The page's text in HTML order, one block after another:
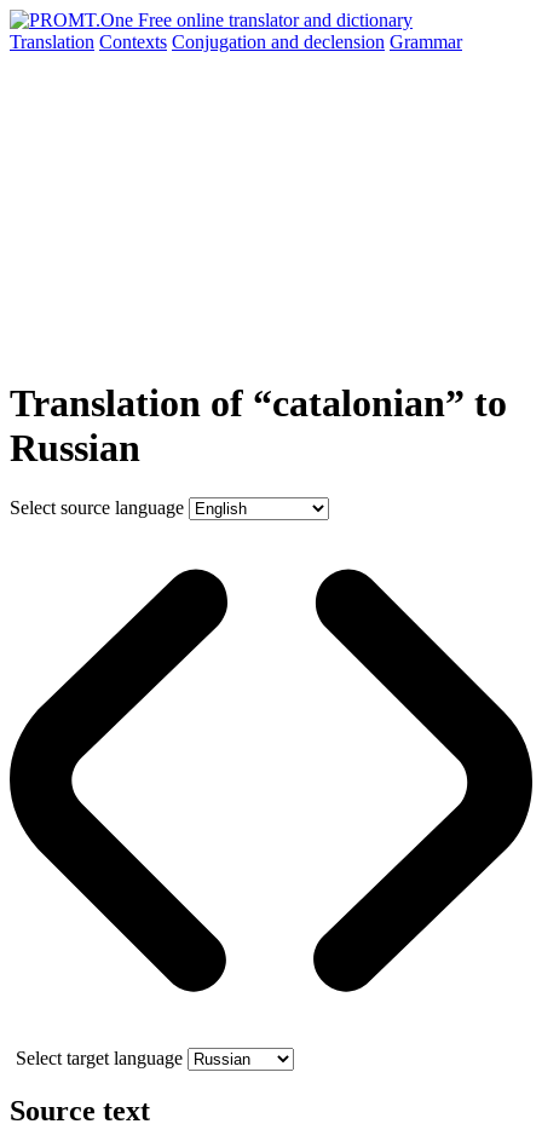
Translation Contexts Conjugation and declension Grammar
Translation of “catalonian” to
Russian
Select source language
Select target language
Source text